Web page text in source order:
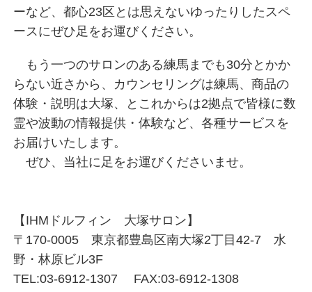
ーなど、都心23区とは思えないゆったりしたスペ
ースにぜひ足をお運びください。
もう一つのサロンのある練馬までも30分とかか
らない近さから、カウンセリングは練馬、商品の
体験・説明は大塚、とこれからは2拠点で皆様に数
霊や波動の情報提供・体験など、各種サービスを
お届けいたします。
ぜひ、当社に足をお運びくださいませ。
【IHMドルフィン 大塚サロン】
〒170-0005 東京都豊島区南大塚2丁目42-7 水
野・林原ビル3F
TEL:03-6912-1307 FAX:03-6912-1308